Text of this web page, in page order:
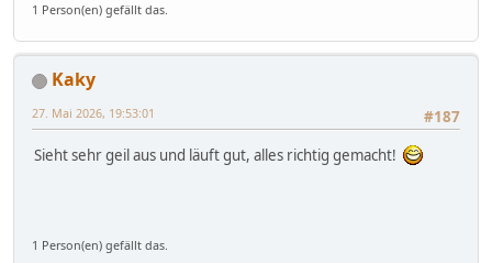
1 Person(en) gefällt das.
Kaky
#187
27. Mai 2026, 19:53:01
Sieht sehr geil aus und läuft gut, alles richtig gemacht!
1 Person(en) gefällt das.